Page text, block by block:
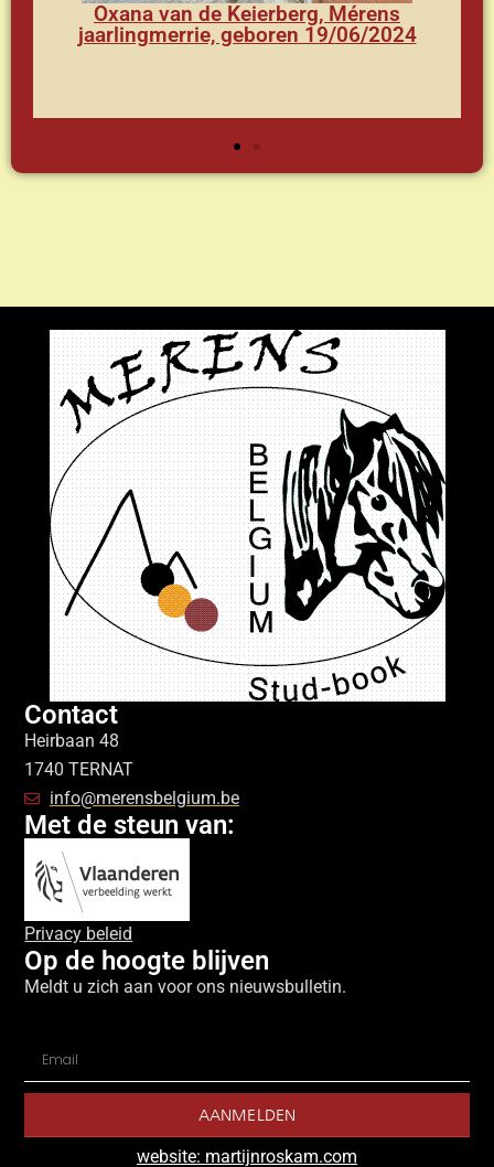
Oxana van de Keierberg, Mérens
jaarlingmerrie, geboren 19/06/2024
Contact
Heirbaan 48
1740 TERNAT
info@merensbelgium.be
Met de steun van:
Privacy beleid
Op de hoogte blijven
Meldt u zich aan voor ons nieuwsbulletin.
AANMELDEN
website: martijnroskam.com